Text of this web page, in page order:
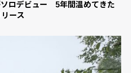
ロデビュー 5年間温めてきた
ース